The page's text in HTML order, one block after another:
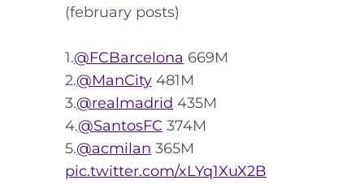
(february posts)
1.@FCBarcelona 669M
2.@ManCity 481M
3.@realmadrid 435M
4.@SantosFC 374M
5.@acmilan 365M
pic.twitter.com/xLYq1XuX2B